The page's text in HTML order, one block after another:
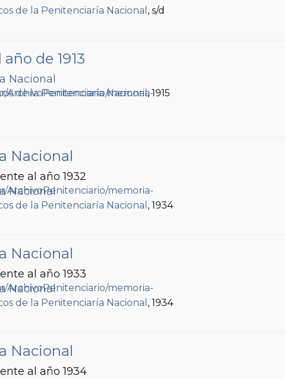
de la Penitenciaría Nacional , s/d
de 1913
Nacional
de la Penitenciaría Nacional, 1915
Nacional
al año 1932
Nacional
de la Penitenciaría Nacional , 1934
Nacional
al año 1933
Nacional
de la Penitenciaría Nacional , 1934
Nacional
al año 1934